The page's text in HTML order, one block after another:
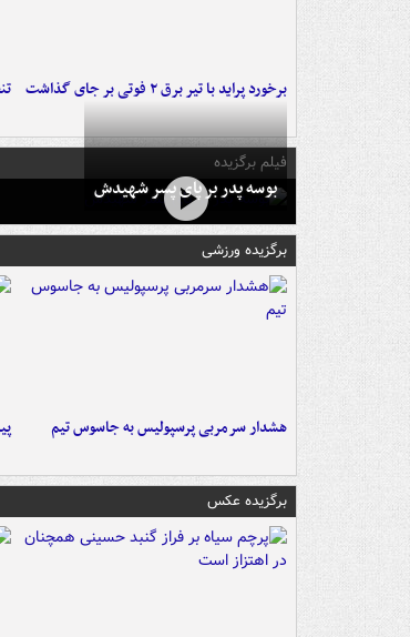
برخورد پراید با تیر برق ۲ فوتی بر جای گذاشت
فیلم برگزیده
بوسه‌ پدر بر پای پسر شهیدش
برگزیده ورزشی
هشدار سرمربی پرسپولیس به جاسوس تیم
برگزیده عکس